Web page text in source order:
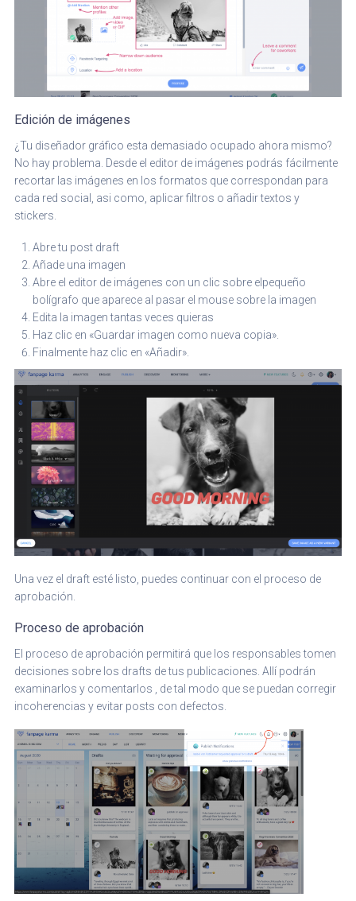
Edición de imágenes
¿Tu diseñador gráfico esta demasiado ocupado ahora mismo?
No hay problema. Desde el editor de imágenes podrás fácilmente
recortar las imágenes en los formatos que correspondan para
cada red social, asi como, aplicar filtros o añadir textos y
stickers.
Abre tu post draft
Añade una imagen
Abre el editor de imágenes con un clic sobre elpequeño
bolígrafo que aparece al pasar el mouse sobre la imagen
Edita la imagen tantas veces quieras
Haz clic en «Guardar imagen como nueva copia».
Finalmente haz clic en «Añadir».
Una vez el draft esté listo, puedes continuar con el proceso de
aprobación.
Proceso de aprobación
El proceso de aprobación permitirá que los responsables tomen
decisiones sobre los drafts de tus publicaciones. Allí podrán
examinarlos y comentarlos , de tal modo que se puedan corregir
incoherencias y evitar posts con defectos.